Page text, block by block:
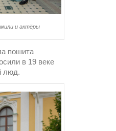
и актёры
пошита
в 19 веке
люд.